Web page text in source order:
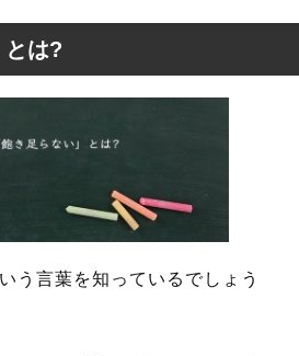
」とは?
とは?
う言葉を知っているでしょう